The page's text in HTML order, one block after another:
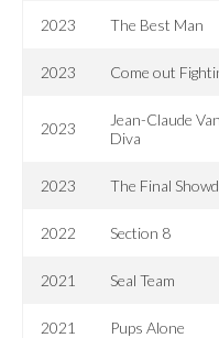
2023 The Best Man
2023 Come out
2023
Jean-Claude
Diva
2023 The Final
2022 Section 8
2021 Seal Team
2021 Pups Alone